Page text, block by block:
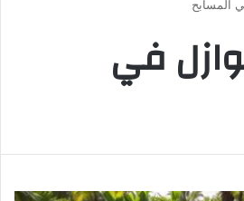
المسابح
في